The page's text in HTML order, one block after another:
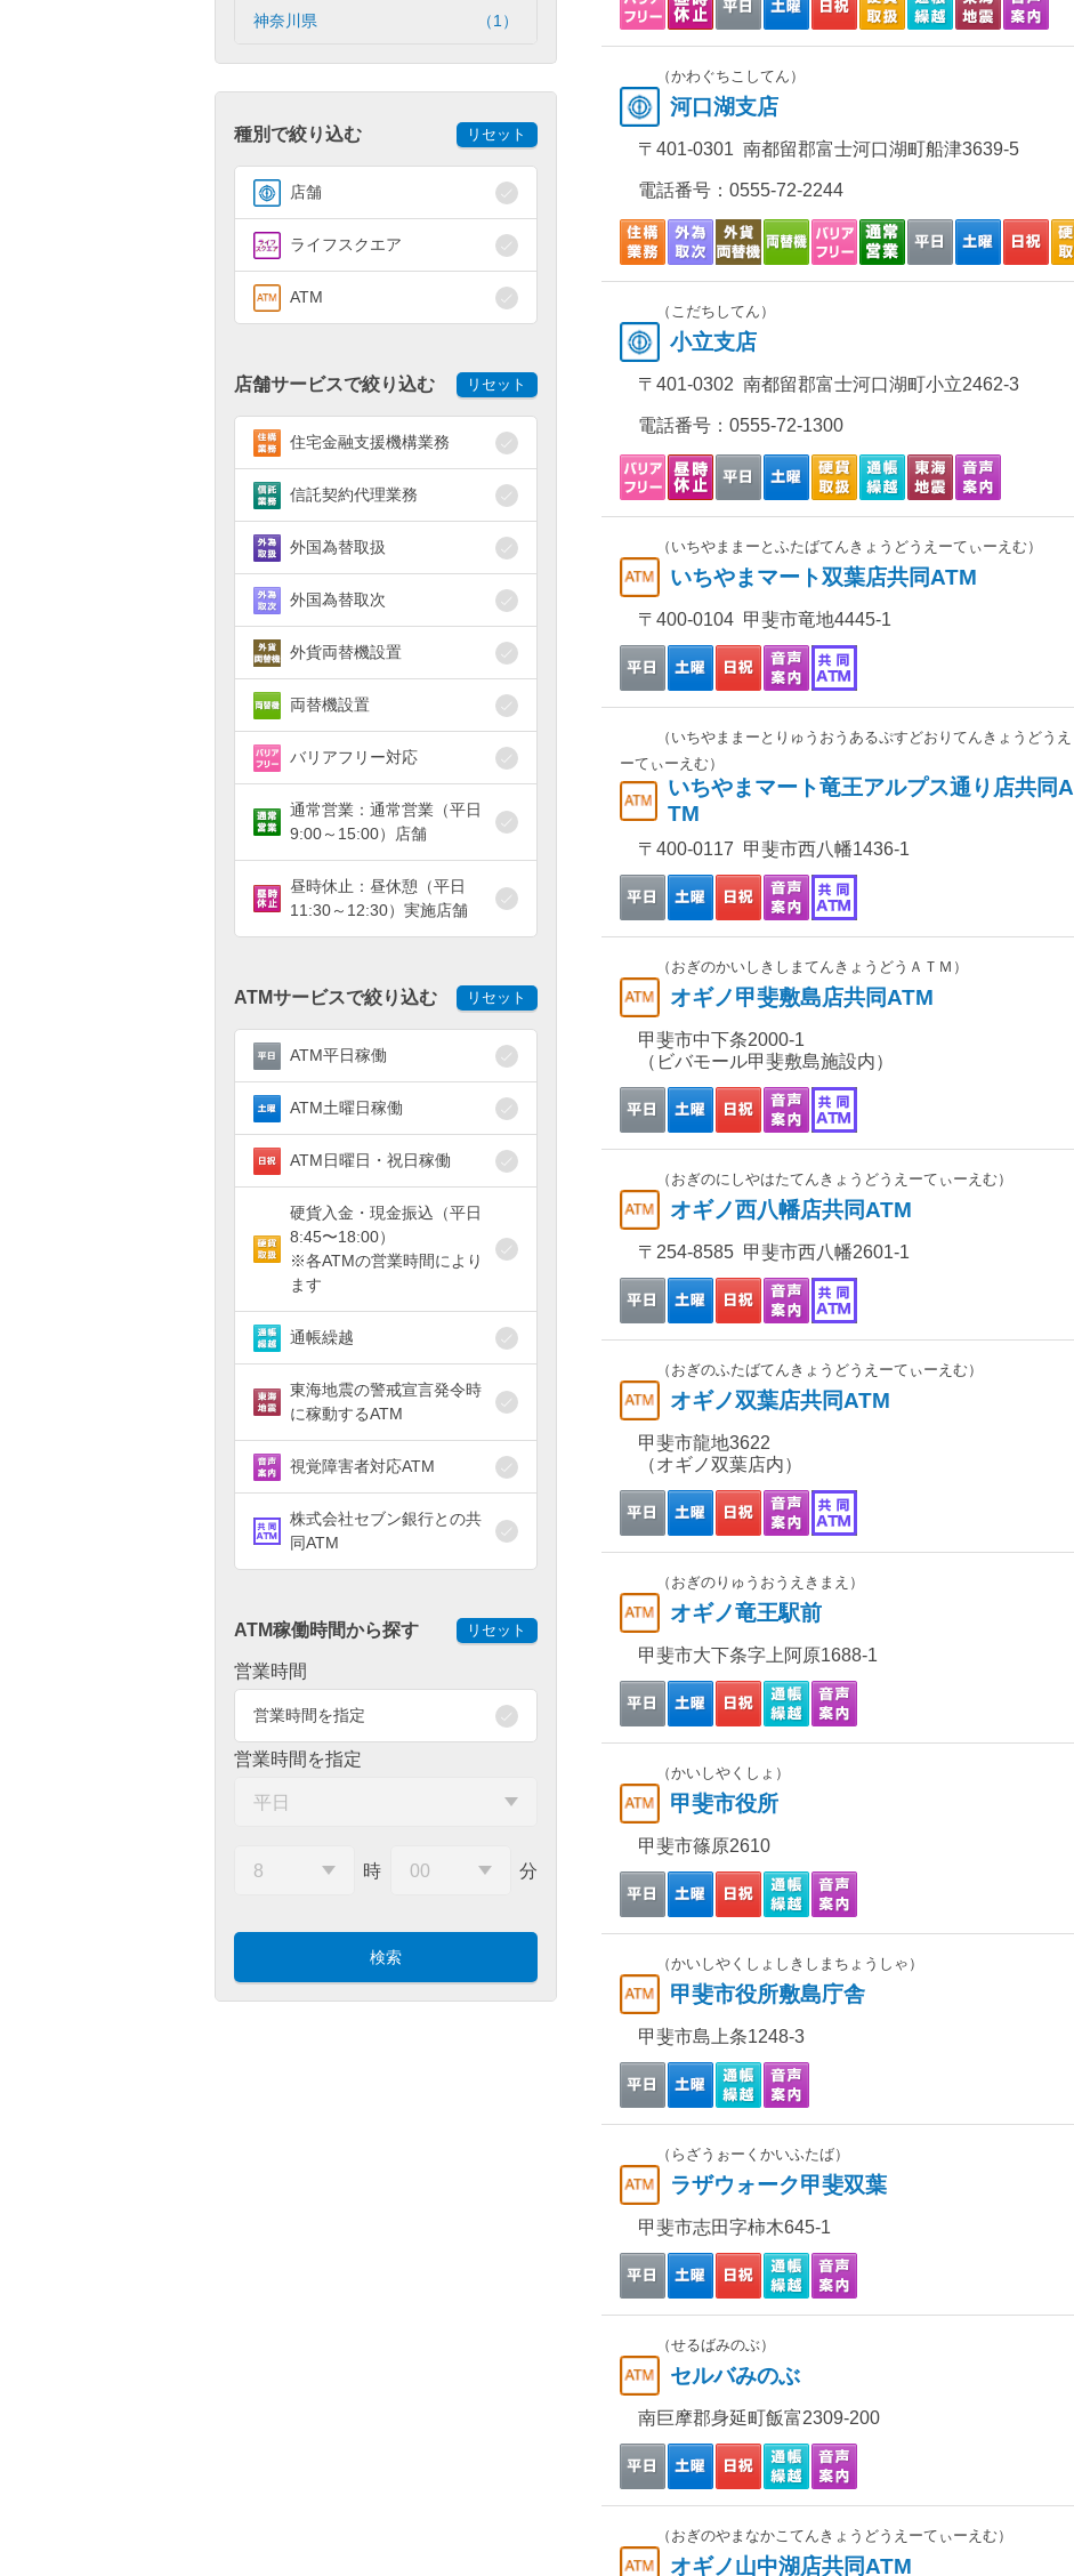
神奈川県 （1）
種別で絞り込む リセット
店舗
ライフスクエア
ATM
店舗サービスで絞り込む リセット
住宅金融支援機構業務
信託契約代理業務
外国為替取扱
外国為替取次
外貨両替機設置
両替機設置
バリアフリー対応
通常営業：通常営業（平日
9:00～15:00）店舗
昼時休止：昼休憩（平日
11:30～12:30）実施店舗
ATMサービスで絞り込む リセット
ATM平日稼働
ATM土曜日稼働
ATM日曜日・祝日稼働
硬貨入金・現金振込（平日
8:45〜18:00）
※各ATMの営業時間により
ます
通帳繰越
東海地震の警戒宣言発令時
に稼動するATM
視覚障害者対応ATM
株式会社セブン銀行との共
同ATM
ATM稼働時間から探す リセット
営業時間
営業時間を指定
営業時間を指定
時 分
（かわぐちこしてん）
河口湖支店
〒401-0301 南都留郡富士河口湖町船津3639-5
電話番号： 0555-72-2244
（こだちしてん）
小立支店
〒401-0302 南都留郡富士河口湖町小立2462-3
電話番号： 0555-72-1300
（いちやままーとふたばてんきょうどうえーてぃーえむ）
いちやまマート双葉店共同ATM
〒400-0104 甲斐市竜地4445-1
（いちやままーとりゅうおうあるぷすどおりてんきょうどうえ
ーてぃーえむ）
いちやまマート竜王アルプス通り店共同A
TM
〒400-0117 甲斐市西八幡1436-1
（おぎのかいしきしまてんきょうどうＡＴＭ）
オギノ甲斐敷島店共同ATM
甲斐市中下条2000-1
（ビバモール甲斐敷島施設内）
（おぎのにしやはたてんきょうどうえーてぃーえむ）
オギノ西八幡店共同ATM
〒254-8585 甲斐市西八幡2601-1
（おぎのふたばてんきょうどうえーてぃーえむ）
オギノ双葉店共同ATM
甲斐市龍地3622
（オギノ双葉店内）
（おぎのりゅうおうえきまえ）
オギノ竜王駅前
甲斐市大下条字上阿原1688-1
（かいしやくしょ）
甲斐市役所
甲斐市篠原2610
（かいしやくしょしきしまちょうしゃ）
甲斐市役所敷島庁舎
甲斐市島上条1248-3
（らざうぉーくかいふたば）
ラザウォーク甲斐双葉
甲斐市志田字柿木645-1
（せるばみのぶ）
セルバみのぶ
南巨摩郡身延町飯富2309-200
（おぎのやまなかこてんきょうどうえーてぃーえむ）
オギノ山中湖店共同ATM